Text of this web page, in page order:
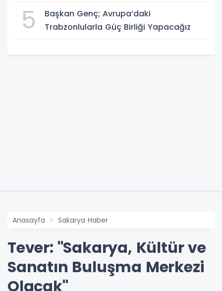
5
Başkan Genç; Avrupa’daki
Trabzonlularla Güç Birliği Yapacağız
Anasayfa Sakarya Haber
Tever: "Sakarya, Kültür ve
Sanatın Buluşma Merkezi
Olacak"